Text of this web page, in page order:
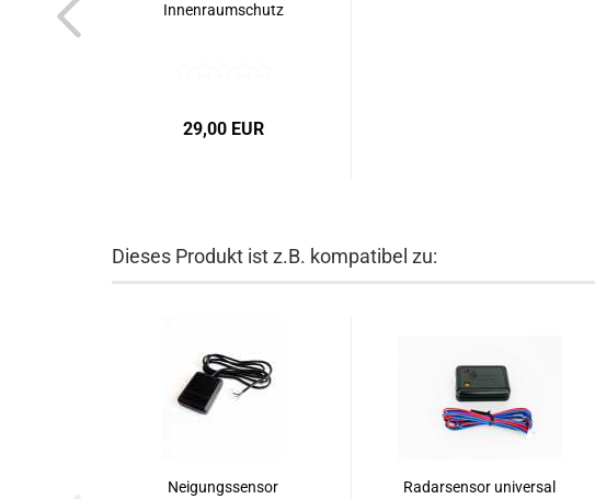
Innenraumschutz
29,00 EUR
Dieses Produkt ist z.B. kompatibel zu:
Neigungssensor
Radarsensor universal